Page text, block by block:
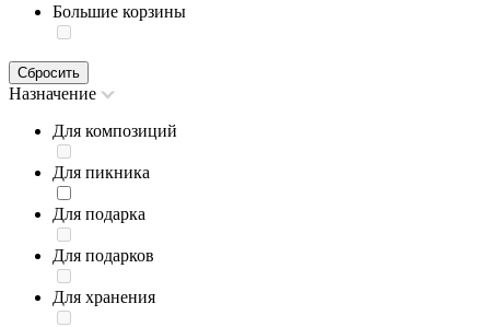
Большие корзины
Сбросить
Назначение
Для композиций
Для пикника
Для подарка
Для подарков
Для хранения